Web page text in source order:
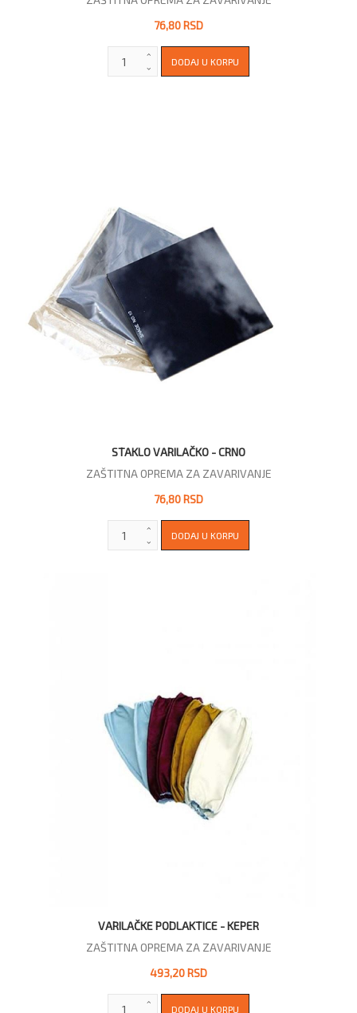
76,80 RSD
STAKLO VARILAČKO - CRNO
ZAŠTITNA OPREMA ZA ZAVARIVANJE
76,80 RSD
VARILAČKE PODLAKTICE - KEPER
ZAŠTITNA OPREMA ZA ZAVARIVANJE
493,20 RSD